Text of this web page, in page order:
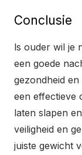
Conclusie
ls ouder wil je
een goede
gezondheid
een effectieve
laten slapen
veiligheid en
juiste gewicht